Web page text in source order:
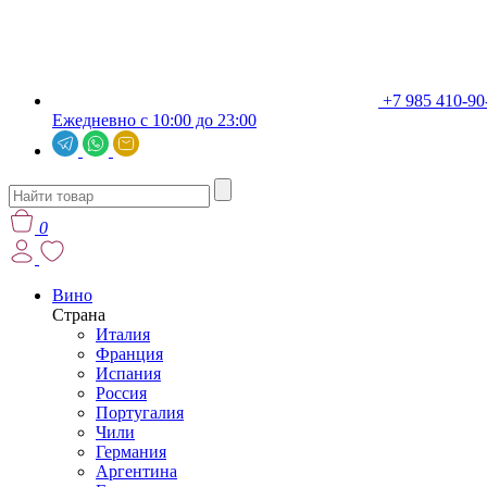
+7 985 410-
Ежедневно с 10:00 до 23:00
0
Вино
Страна
Италия
Франция
Испания
Россия
Португалия
Чили
Германия
Аргентина